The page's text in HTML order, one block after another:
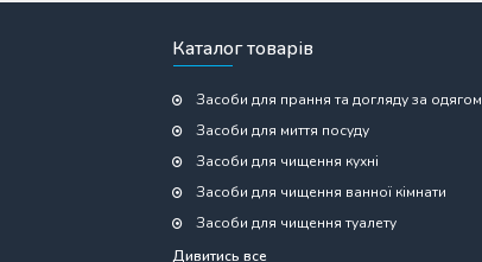
Каталог товарів
Засоби для прання та догляду за одягом
Засоби для миття посуду
Засоби для чищення кухні
Засоби для чищення ванної кімнати
Засоби для чищення туалету
Дивитись все